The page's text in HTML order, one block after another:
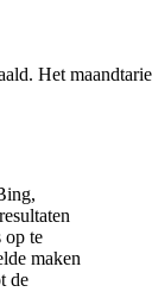
Het
op te
maken
de